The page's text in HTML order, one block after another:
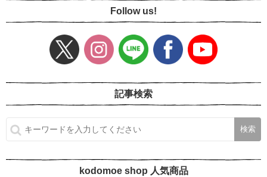
Follow us!
記事検索
kodomoe shop 人気商品